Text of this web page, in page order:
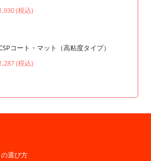
(税込)
コート・マット（高粘度タイプ）
(税込)
選び方